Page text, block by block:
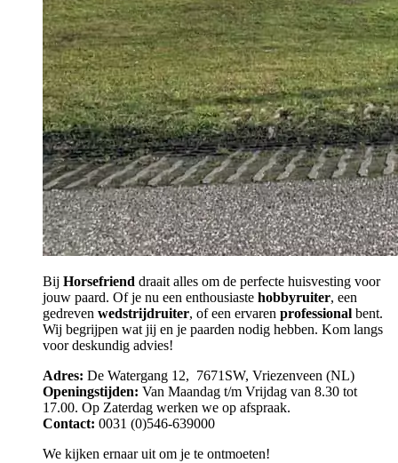
Bij Horsefriend draait alles om de perfecte huisvesting voor
jouw paard. Of je nu een enthousiaste hobbyruiter, een
gedreven wedstrijdruiter, of een ervaren professional bent.
Wij begrijpen wat jij en je paarden nodig hebben. Kom langs
voor deskundig advies!
Adres: De Watergang 12, 7671SW, Vriezenveen (NL)
Openingstijden: Van Maandag t/m Vrijdag van 8.30 tot
17.00. Op Zaterdag werken we op afspraak.
Contact: 0031 (0)546-639000
We kijken ernaar uit om je te ontmoeten!